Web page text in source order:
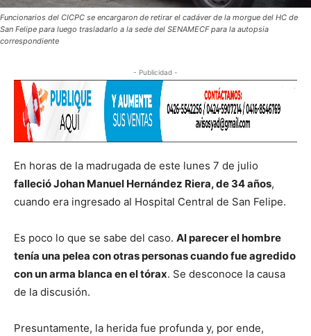
Funcionarios del CICPC se encargaron de retirar el cadáver de la morgue del HC de
San Felipe para luego trasladarlo a la sede del SENAMECF para la autopsia
correspondiente
- Publicidad -
En horas de la madrugada de este lunes 7 de julio
falleció Johan Manuel Hernández Riera, de 34 años,
cuando era ingresado al Hospital Central de San Felipe.
Es poco lo que se sabe del caso. Al parecer el hombre
tenía una pelea con otras personas cuando fue agredido
con un arma blanca en el tórax. Se desconoce la causa
de la discusión.
Presuntamente, la herida fue profunda y, por ende,